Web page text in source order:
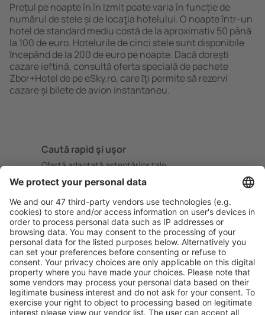
Prețul pe noapte în în Izmit poate varia în funcție de
numărul de stele și de locaţia hotelului. O noapte într-un
hotel de standard mediu costă de la aproximativ 50 până
la 100 de euro. Hotelurile de cinci stele sunt disponibile
ȋncepând de la 200 de euro pe noapte. Dacă doreşti
cazare ieftină, consultă oferta specială de pachete
Zbor+Hotel de pe eSky.ro, care ȋţi permite să rezervi
cazare și bilete de avion instantaneu.
Caută rapid şi uşor
Ofertă adaptată aşteptărilor tale.
Planifică ȋn siguranţă
Rezervare fără griji cu opțiune gratuită de anulare.
Economiseşte mai mult
Prețuri atractive și oferte speciale pentru utilizatorii
conectați.
Cazarea preferată